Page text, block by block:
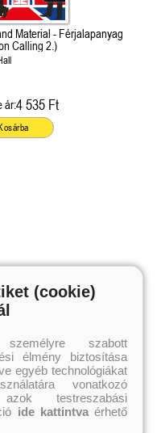
Material - Férjalapanyag
Calling 2.)
ár:4 535 Ft
(cookie)
személyre szabott
élmény biztosítása
egyéb technológiákat
vonatkozó
testreszabási
ide kattintvaérhető